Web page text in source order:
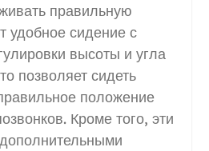
правильную
удобное сидение с
высоты и угла
позволяет сидеть
положение
Кроме того, эти